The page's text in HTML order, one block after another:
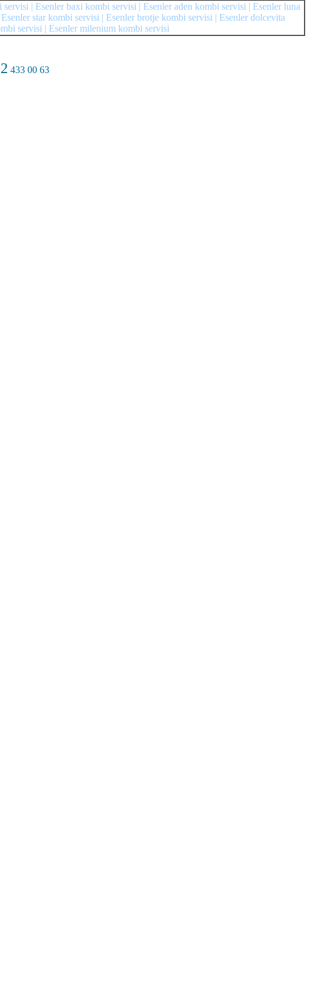
| Esenler baxi kombi servisi | Esenler aden kombi servisi | Esenler luna
star kombi servisi | Esenler brotje kombi servisi | Esenler dolcevita
servisi | Esenler milenium kombi servisi
433 00 63